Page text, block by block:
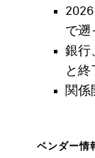
で遡
銀行
と終
関係
ベンダー情